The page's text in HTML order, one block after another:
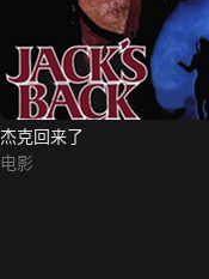
杰克回来了
电影